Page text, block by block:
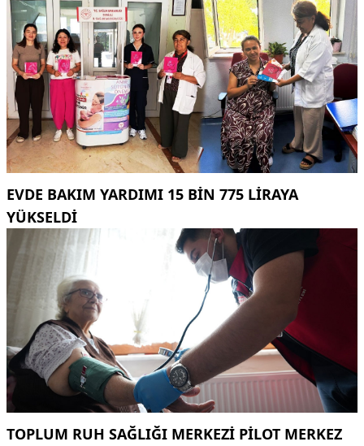
EVDE BAKIM YARDIMI 15 BIN 775 LIRAYA
YÜKSELDI
TOPLUM RUH SAĞLIĞI MERKEZİ PİLOT MERKEZ